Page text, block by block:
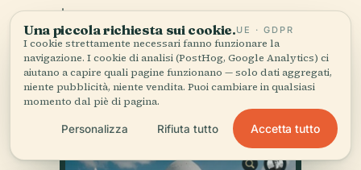
Scarica l'app
Unisciti a oltre 50.000 viaggiatori
Una piccola richiesta sui cookie.UE · GDPR
I cookie strettamente necessari fanno funzionare la
navigazione. I cookie di analisi (PostHog, Google Analytics) ci
aiutano a capire quali pagine funzionano — solo dati aggregati,
niente pubblicità, niente vendita. Puoi cambiare in qualsiasi
momento dal piè di pagina.
Personalizza Rifiuta tutto Accetta tutto